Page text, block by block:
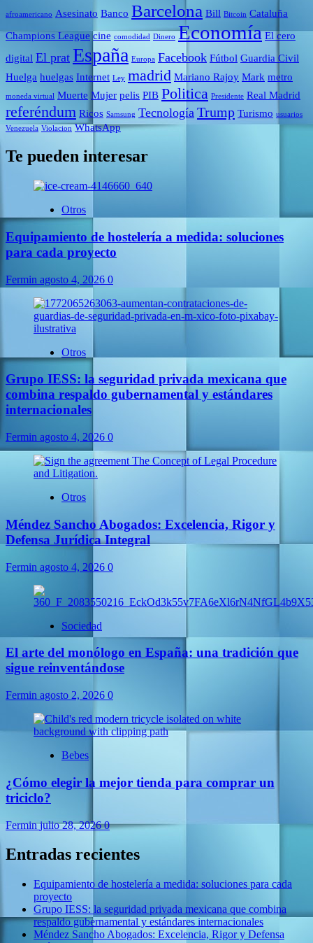
afroamericano Asesinato Banco Barcelona Bill Bitcoin Cataluña
Champions League cine comodidad Dinero Economía El cero
digital El prat España Europa Facebook Fútbol Guardia Civil
Huelga huelgas Internet Ley madrid Mariano Rajoy Mark metro
moneda virtual Muerte Mujer pelis PIB Politica Presidente Real Madrid
referéndum Ricos Samsung Tecnología Trump Turismo usuarios
Venezuela Violacion WhatsApp
Te pueden interesar
Otros
Equipamiento de hostelería a medida: soluciones
para cada proyecto
Fermin agosto 4, 2026 0
Otros
Grupo IESS: la seguridad privada mexicana que
combina respaldo gubernamental y estándares
internacionales
Fermin agosto 4, 2026 0
Otros
Méndez Sancho Abogados: Excelencia, Rigor y
Defensa Jurídica Integral
Fermin agosto 4, 2026 0
Sociedad
El arte del monólogo en España: una tradición que
sigue reinventándose
Fermin agosto 2, 2026 0
Bebes
¿Cómo elegir la mejor tienda para comprar un
triciclo?
Ferminjulio 28, 20260
Entradas recientes
Equipamiento de hostelería a medida: soluciones para cada
proyecto
Grupo IESS: la seguridad privada mexicana que combina
respaldo gubernamental y estándares internacionales
Méndez Sancho Abogados: Excelencia, Rigor y Defensa